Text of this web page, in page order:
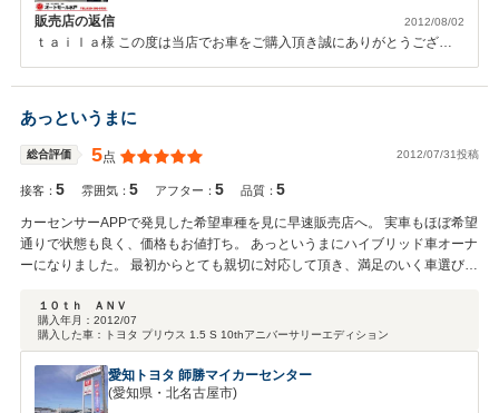
販売店の返信 2012/08/02
ｔａｉｌａ様 この度は当店でお車をご購入頂き誠にありがとうござい
れからもご期待に添えられるようお客様第一で頑張ります！！！この度
絡下さいませ！！
あっというまに
総合評価 5点 2012/07/31投稿
接客：5 雰囲気：5 アフター：5 品質：5
カーセンサーAPPで発見した希望車種を見に早速販売店へ。 実車もほぼ希望
通りで状態も良く、価格もお値打ち。 あっというまにハイブリッド車オーナ
ーになりました。 最初からとても親切に対応して頂き、満足のいく車選びが
１０ｔｈ ＡＮＶ
購入年月： 2012/07
購入した車：
トヨタ プリウス 1.5 S 10thアニバーサリーエディション
愛知トヨタ 師勝マイカーセンター
(愛知県・北名古屋市)